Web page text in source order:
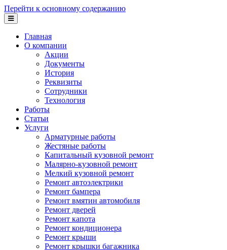
Перейти к основному содержанию
Главная
О компании
Акции
Документы
История
Реквизиты
Сотрудники
Технология
Работы
Статьи
Услуги
Арматурные работы
Жестяные работы
Капитальный кузовной ремонт
Малярно-кузовной ремонт
Мелкий кузовной ремонт
Ремонт автоэлектрики
Ремонт бампера
Ремонт вмятин автомобиля
Ремонт дверей
Ремонт капота
Ремонт кондиционера
Ремонт крыши
Ремонт крышки багажника